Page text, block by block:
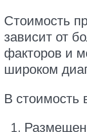
Стоимость
зависит от
факторов и
широком
В стоимость